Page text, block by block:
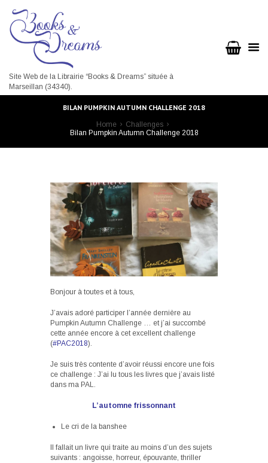
Site Web de la Librairie “Books & Dreams” située à
Marseillan (34340).
BILAN PUMPKIN AUTUMN CHALLENGE 2018
Home
Challenges
Bilan Pumpkin Autumn Challenge 2018
Bonjour à toutes et à tous,
J’avais adoré participer l’année dernière au
Pumpkin Autumn Challenge … et j’ai succombé
cette année encore à cet excellent challenge
(#PAC2018).
Je suis très contente d’avoir réussi encore une fois
ce challenge : J’ai lu tous les livres que j’avais listé
dans ma PAL.
L’automne frissonnant
Le cri de la banshee
Il fallait un livre qui traite au moins d’un des sujets
suivants : angoisse, horreur, épouvante, thriller